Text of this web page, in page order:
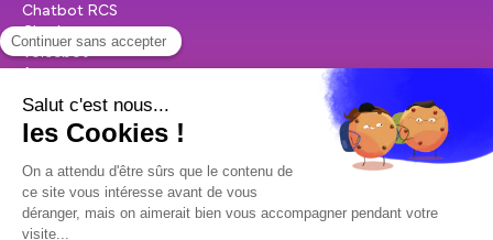
Chatbot RCS
Chatbots experts
Voicebot
premium
Cas d'usage
Relation Clients
Relation Salariés
Chatbot service public
Ressources
Études et cas client
Témoignages clients